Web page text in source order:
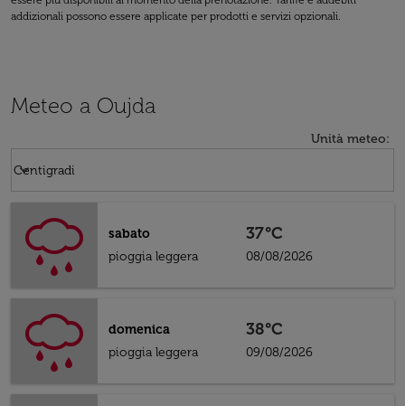
addizionali possono essere applicate per prodotti e servizi opzionali.
Meteo a Oujda
Unità meteo:
Centigradi
keyboard_arrow_down
sabato
pioggia leggera
37°C
08/08/2026
domenica
pioggia leggera
38°C
09/08/2026